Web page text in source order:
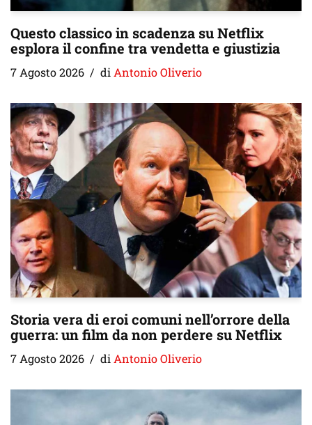
Questo classico in scadenza su Netflix
esplora il confine tra vendetta e giustizia
7 Agosto 2026 di Antonio Oliverio
Storia vera di eroi comuni nell’orrore della
guerra: un film da non perdere su Netflix
7 Agosto 2026 di Antonio Oliverio